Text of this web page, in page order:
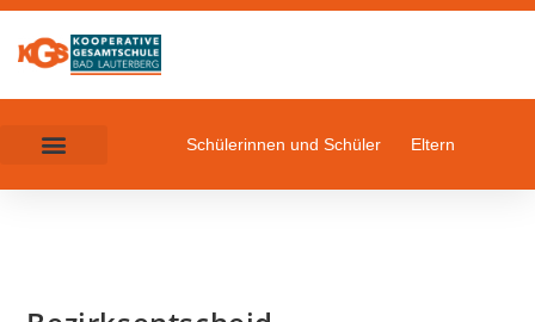
Schülerinnen und Schüler Eltern